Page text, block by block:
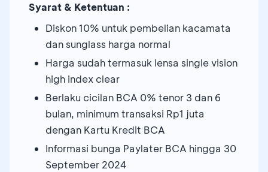
Syarat & Ketentuan :
Diskon 10% untuk pembelian kacamata
dan sunglass harga normal
Harga sudah termasuk lensa single vision
high index clear
Berlaku cicilan BCA 0% tenor 3 dan 6
bulan, minimum transaksi Rp1 juta
dengan Kartu Kredit BCA
Informasi bunga Paylater BCA hingga 30
September 2024